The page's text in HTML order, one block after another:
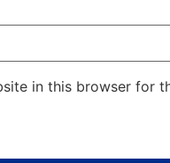
in this browser for